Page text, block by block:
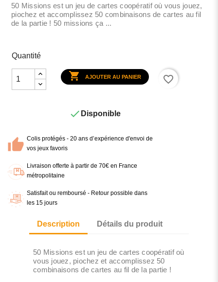
50 Missions est un jeu de cartes coopératif où vous jouez,
piochez et accomplissez 50 combinaisons de cartes au fil
de la partie ! 50 missions ça ...
Quantité
 AJOUTER AU PANIER favorite_border
 Disponible
Colis protégés - 20 ans d’expérience d'envoi de
vos jeux favoris
Livraison offerte à partir de 70€ en France
métropolitaine
Satisfait ou remboursé - Retour possible dans
les 15 jours
Description Détails du produit
50 Missions est un jeu de cartes coopératif où
vous jouez, piochez et accomplissez 50
combinaisons de cartes au fil de la partie !